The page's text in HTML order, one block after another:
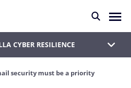
CYBER RESILIENCE
security must be a priority